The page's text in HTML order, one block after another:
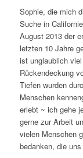
Sophie, die mich
Suche in
August 2013 der
letzten 10 Jahre
ist unglaublich
Rückendeckung
Tiefen wurden
Menschen
erlebt ~ ich gehe
gerne zur Arbeit
vielen Menschen
bedanken, die